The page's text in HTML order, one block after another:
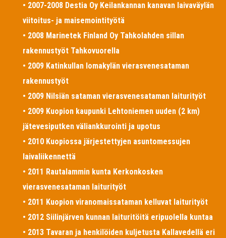
• 2007-2008 Destia Oy Keilankannan kanavan laivaväylän
viitoitus- ja maisemointityötä
• 2008 Marinetek Finland Oy Tahkolahden sillan
rakennustyöt Tahkovuorella
• 2009 Katinkullan lomakylän vierasvenesataman
rakennustyöt
• 2009 Nilsiän sataman vierasvenesataman laiturityöt
• 2009 Kuopion kaupunki Lehtoniemen uuden (2 km)
jätevesiputken väliankkurointi ja upotus
• 2010 Kuopiossa järjestettyjen asuntomessujen
laivaliikennettä
• 2011 Rautalammin kunta Kerkonkosken
vierasvenesataman laiturityöt
• 2011 Kuopion viranomaissataman kelluvat laiturityöt
• 2012 Siilinjärven kunnan laituritöitä eripuolella kuntaa
• 2013 Tavaran ja henkilöiden kuljetusta Kallavedellä eri